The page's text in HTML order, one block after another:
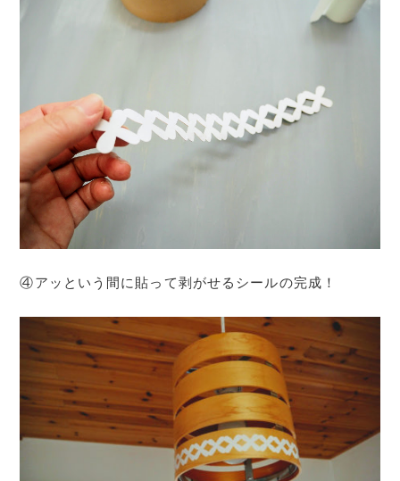
④アッという間に貼って剥がせるシールの完成！